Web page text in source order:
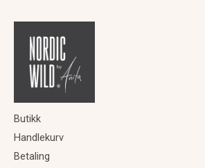
Butikk
Handlekurv
Betaling